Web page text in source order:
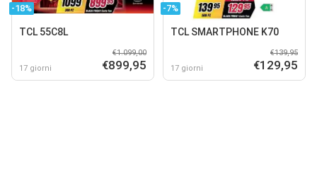
-18%
TCL 55C8L
17 giorni
€1.099,00
€899,95
-7%
TCL SMARTPHONE K70
17 giorni
€139,95
€129,95